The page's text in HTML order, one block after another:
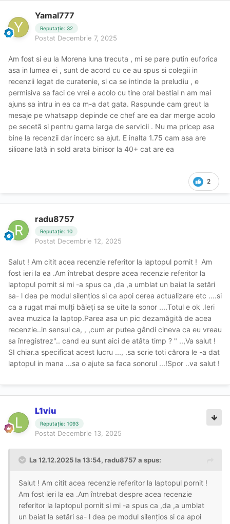
Yamal777
Reputație: 32
Postat Decembrie 7, 2025
Am fost si eu la Morena luna trecuta , mi se pare putin euforica
asa in lumea ei , sunt de acord cu ce au spus si colegii in
recenzii legat de curatenie, si ca se intinde la preludiu , e
permisiva sa faci ce vrei e acolo cu tine oral bestial n am mai
ajuns sa intru in ea ca m-a dat gata. Raspunde cam greut la
mesaje pe whatsapp depinde ce chef are ea dar merge acolo
pe secetă si pentru gama larga de servicii . Nu ma pricep asa
bine la recenzii dar incerc sa ajut. E inalta 1.75 cam asa are
silioane lată in sold arata binisor la 40+ cat are ea
2
radu8757
Reputație: 10
Postat Decembrie 12, 2025
Salut ! Am citit acea recenzie referitor la laptopul pornit ! Am
fost ieri la ea .Am întrebat despre acea recenzie referitor la
laptopul pornit si mi -a spus ca ,da ,a umblat un baiat la setări
sa- l dea pe modul silențios si ca apoi cerea actualizare etc ....si
ca a rugat mai mulți băieți sa se uite la sonor ....Totul e ok .Ieri
avea muzica la laptop.Parea asa un pic dezamăgită de acea
recenzie..in sensul ca, , ,cum ar putea gândi cineva ca eu vreau
sa înregistrez".. cand eu sunt aici de atâta timp ? " ..,Va salut !
SI chiar.a specificat acest lucru ..., .sa scrie toti cărora le -a dat
laptopul in mana ...sa o ajute sa faca sonorul ...!Spor ..va salut !
L1viu
Reputație: 1093
Postat Decembrie 13, 2025
La 12.12.2025 la 13:54, radu8757 a spus:
Salut ! Am citit acea recenzie referitor la laptopul pornit !
Am fost ieri la ea .Am întrebat despre acea recenzie
referitor la laptopul pornit si mi -a spus ca ,da ,a umblat
un baiat la setări sa- l dea pe modul silențios si ca apoi